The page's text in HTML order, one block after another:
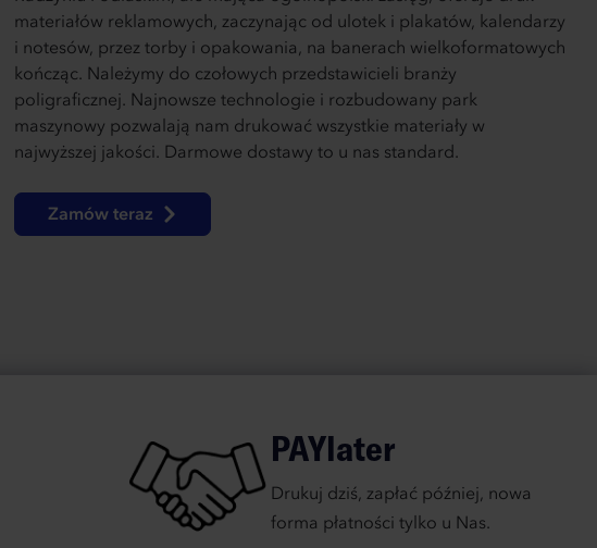
materiałów reklamowych, zaczynając od ulotek i plakatów, kalendarzy
i notesów, przez torby i opakowania, na banerach wielkoformatowych
kończąc. Należymy do czołowych przedstawicieli branży
poligraficznej. Najnowsze technologie i rozbudowany park
maszynowy pozwalają nam drukować wszystkie materiały w
najwyższej jakości. Darmowe dostawy to u nas standard.
Zamów teraz
PAYlater
Drukuj dziś, zapłać później, nowa
forma płatności tylko u Nas.